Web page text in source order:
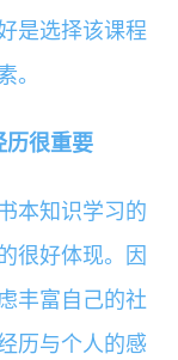
是选择该课程
。
历很重要
本知识学习的
很好体现。因
丰富自己的社
历与个人的感